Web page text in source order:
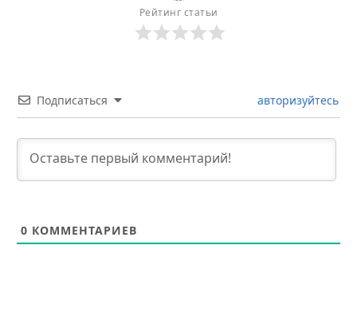
Рейтинг статьи
Подписаться авторизуйтесь
0 КОММЕНТАРИЕВ